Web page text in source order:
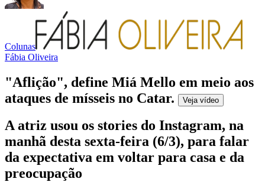
Colunas
Fábia Oliveira
"Aflição", define Miá Mello em meio aos
ataques de mísseis no Catar. Veja vídeo
A atriz usou os stories do Instagram, na
manhã desta sexta-feira (6/3), para falar
da expectativa em voltar para casa e da
preocupação